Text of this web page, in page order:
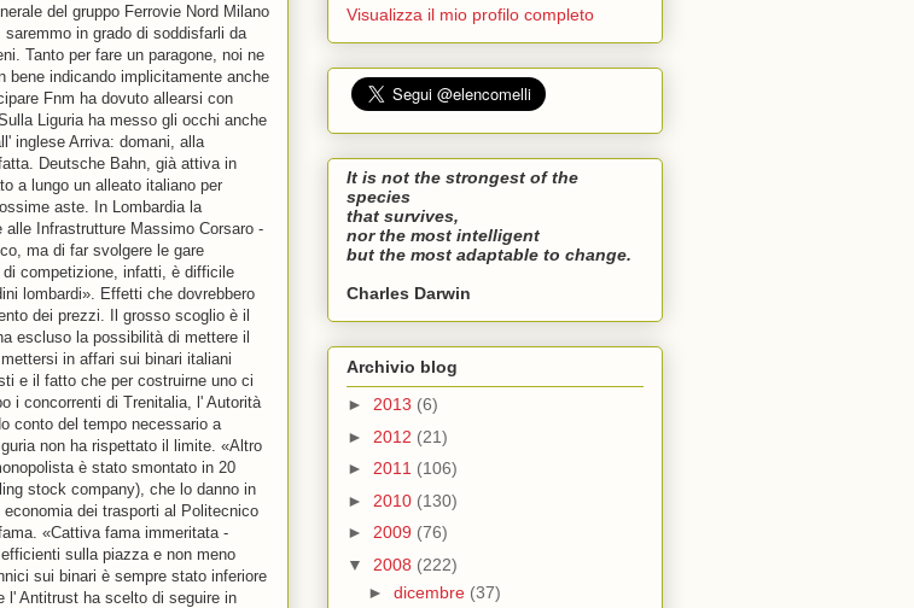
del gruppo Ferrovie Nord Milano
in grado di soddisfarli da
Tanto per fare un paragone, noi ne
bene indicando implicitamente anche
Fnm ha dovuto allearsi con
Liguria ha messo gli occhi anche
inglese Arriva: domani, alla
Deutsche Bahn, già attiva in
a lungo un alleato italiano per
aste. In Lombardia la
Infrastrutture Massimo Corsaro -
ma di far svolgere le gare
competizione, infatti, è difficile
lombardi». Effetti che dovrebbero
dei prezzi. Il grosso scoglio è il
escluso la possibilità di mettere il
in affari sui binari italiani
e il fatto che per costruirne uno ci
i concorrenti di Trenitalia, l' Autorità
conto del tempo necessario a
non ha rispettato il limite. «Altro
è stato smontato in 20
stock company), che lo danno in
dei trasporti al Politecnico
«Cattiva fama immeritata -
sulla piazza e non meno
sui binari è sempre stato inferiore
l' Antitrust ha scelto di seguire in
Visualizza il mio profilo completo
It is not the strongest of the
species
that survives,
nor the most intelligent
but the most adaptable to change.
Charles Darwin
Archivio blog
► 2013 (6)
► 2012 (21)
► 2011 (106)
► 2010 (130)
► 2009 (76)
▼ 2008 (222)
► dicembre (37)